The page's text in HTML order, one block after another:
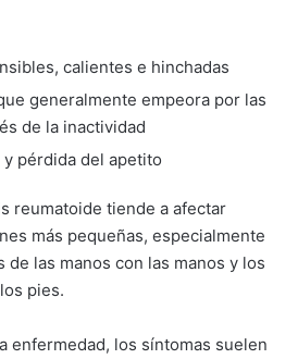
calientes e hinchadas
generalmente empeora por las
de la inactividad
pérdida del apetito
reumatoide tiende a afectar
más pequeñas, especialmente
de las manos con las manos y los
pies.
enfermedad, los síntomas suelen